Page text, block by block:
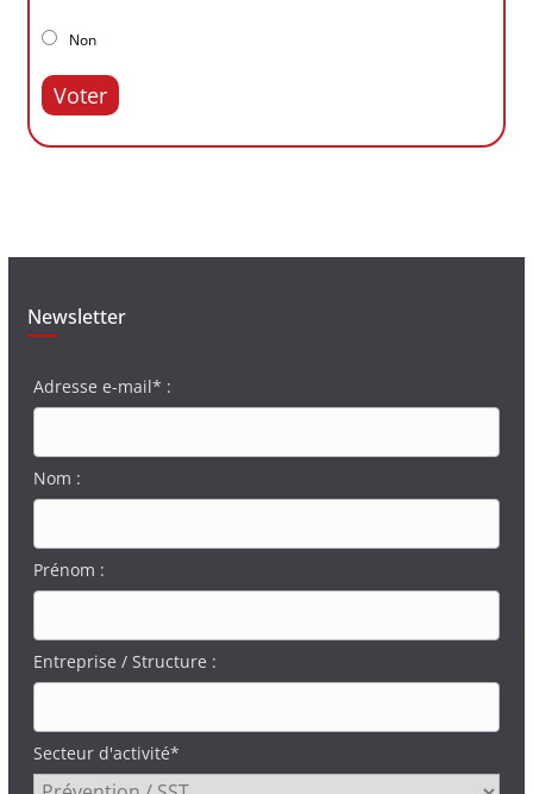
Non
Voter
Newsletter
Adresse e-mail* :
Nom :
Prénom :
Entreprise / Structure :
Secteur d'activité*